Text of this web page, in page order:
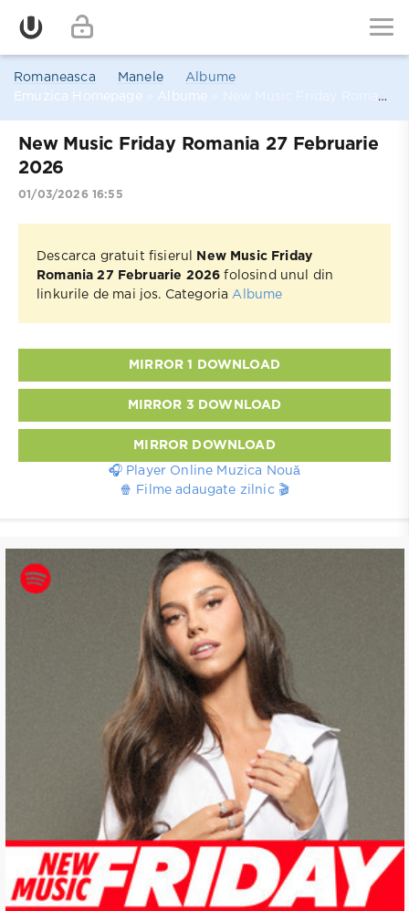
Romaneasca Manele
Albume
Emuzica Homepage
Albume
New Music Friday Romania 27 Februarie
2026
01/03/2026 16:55
Descarca gratuit fisierul
New Music Friday
Romania 27 Februarie 2026 folosind unul din
linkurile de mai jos. Categoria Albume
MIRROR 1 DOWNLOAD
MIRROR 3 DOWNLOAD
MIRROR DOWNLOAD
🎧 Player Online Muzica Nouă
🍿 Filme adaugate zilnic 🎬